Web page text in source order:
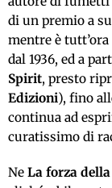
di un premio a
mentre è
dal 1936, ed a
Spirit, presto
Edizioni), fino
continua ad
curatissimo di
Ne La forza